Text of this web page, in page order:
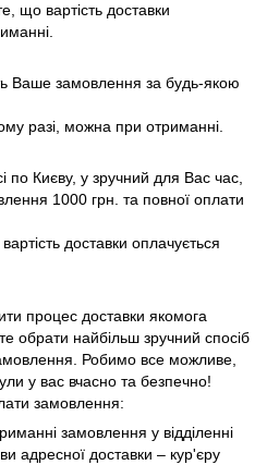
що вартість доставки
Ваше замовлення за будь-якою
разі, можна при отриманні.
по Києву, у зручний для Вас час,
1000 грн. та повної оплати
доставки оплачується
процес доставки якомога
обрати найбільш зручний спосіб
Робимо все можливе,
у вас вчасно та безпечно!
замовлення:
замовлення у відділенні
адресної доставки – кур'єру